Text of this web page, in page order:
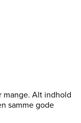
mange. Alt indhold
samme gode